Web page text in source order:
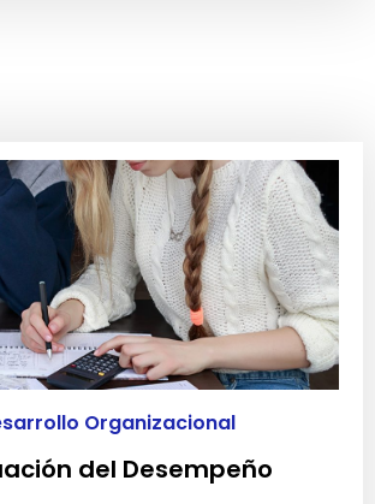
Organizacional
del Desempeño